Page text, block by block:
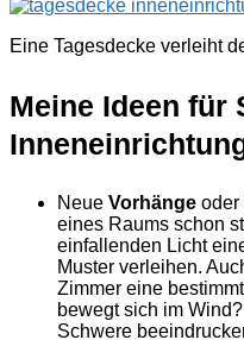
Eine Tagesdecke verleiht
Meine Ideen für
Neue Vorhänge oder
eines Raums schon
einfallenden Licht
Muster verleihen.
Zimmer eine
bewegt sich im
Schwere